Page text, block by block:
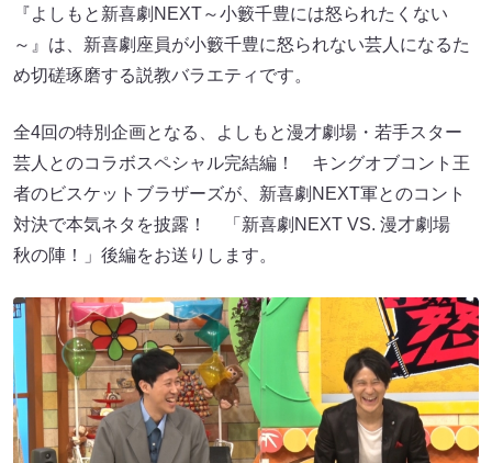
『よしもと新喜劇NEXT～小籔千豊には怒られたくない
～』は、新喜劇座員が小籔千豊に怒られない芸人になるた
め切磋琢磨する説教バラエティです。
全4回の特別企画となる、よしもと漫才劇場・若手スター
芸人とのコラボスペシャル完結編！ キングオブコント王
者のビスケットブラザーズが、新喜劇NEXT軍とのコント
対決で本気ネタを披露！ 「新喜劇NEXT VS. 漫才劇場
秋の陣！」後編をお送りします。